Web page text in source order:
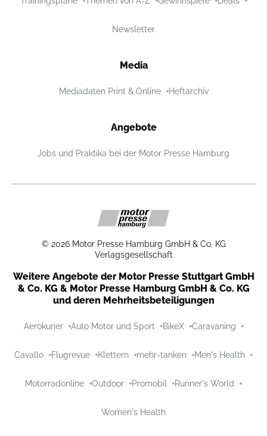
Newsletter
Media
Mediadaten Print & Online Heftarchiv
Angebote
Jobs und Praktika bei der Motor Presse Hamburg
© 2026 Motor Presse Hamburg GmbH & Co. KG
Verlagsgesellschaft
Weitere Angebote der Motor Presse Stuttgart GmbH
& Co. KG & Motor Presse Hamburg GmbH & Co. KG
und deren Mehrheitsbeteiligungen
Aerokurier Auto Motor und Sport BikeX Caravaning
Cavallo Flugrevue Klettern mehr-tanken Men's Health
Motorradonline Outdoor Promobil Runner's World
Women's Health